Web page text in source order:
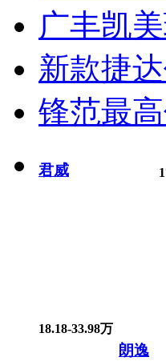
广丰凯
新款捷
锋范最
君威
18.18-33.98万
朗逸